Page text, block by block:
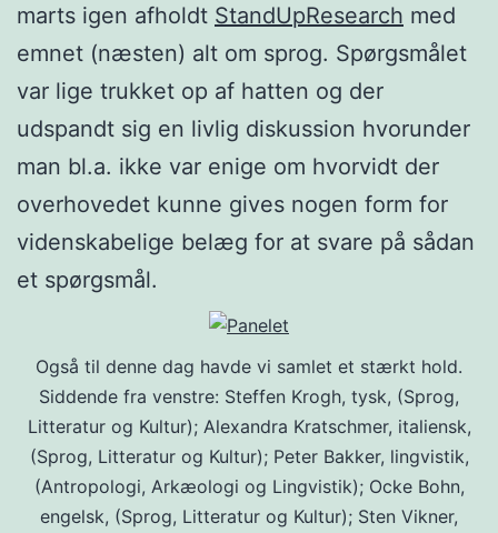
marts igen afholdt StandUpResearch med
emnet (næsten) alt om sprog. Spørgsmålet
var lige trukket op af hatten og der
udspandt sig en livlig diskussion hvorunder
man bl.a. ikke var enige om hvorvidt der
overhovedet kunne gives nogen form for
videnskabelige belæg for at svare på sådan
et spørgsmål.
Også til denne dag havde vi samlet et stærkt hold.
Siddende fra venstre: Steffen Krogh, tysk, (Sprog,
Litteratur og Kultur); Alexandra Kratschmer, italiensk,
(Sprog, Litteratur og Kultur); Peter Bakker, lingvistik,
(Antropologi, Arkæologi og Lingvistik); Ocke Bohn,
engelsk, (Sprog, Litteratur og Kultur); Sten Vikner,